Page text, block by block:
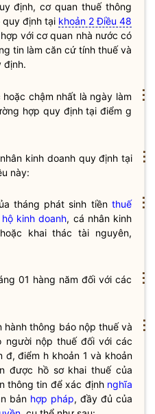
định, cơ quanthuếthông
định tại khoản 2 Điều 48
với cơ quan nhà nước có
tin làm căn cứ tính thuếvà
định.
chậm nhất là ngày làm
hợp quy định tại điểm g
kinh doanh quy định tại
này:
tháng phát sinh tiền thuế
hộ kinh doanh, cá nhân kinh
khai thác tài nguyên,
01 hàng năm đối với các
hành thông báo nộp thuếvà
người nộp thuếđối với các
điểm h khoản 1 và khoản
được hồ sơ khaithuếcủa
thông tin để xác định nghĩa
bản hợp pháp, đầy đủ của
⋮
⋮
⋮
⋮
⋮